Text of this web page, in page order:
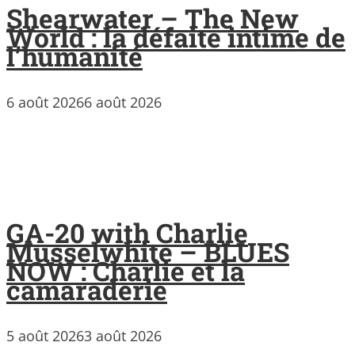
Shearwater – The New
World : la défaite intime de
l’humanité
6 août 20266 août 2026
GA-20 with Charlie
Musselwhite – BLUES
NOW : Charlie et la
camaraderie
5 août 20263 août 2026